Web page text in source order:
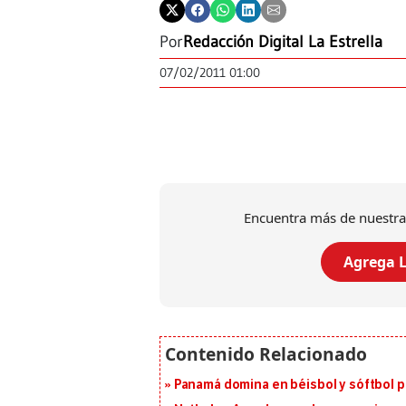
PorRedacción Digital La Estrella
07/02/2011 01:00
Encuentra más de
Agrega
Panamá domina en béisbol y sóftbol